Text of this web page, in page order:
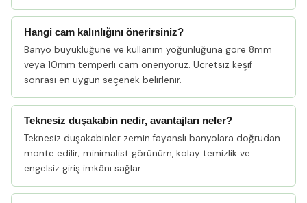
Hangi cam kalınlığını önerirsiniz?
Banyo büyüklüğüne ve kullanım yoğunluğuna göre 8mm
veya 10mm temperli cam öneriyoruz. Ücretsiz keşif
sonrası en uygun seçenek belirlenir.
Teknesiz duşakabin nedir, avantajları neler?
Teknesiz duşakabinler zemin fayanslı banyolara doğrudan
monte edilir; minimalist görünüm, kolay temizlik ve
engelsiz giriş imkânı sağlar.